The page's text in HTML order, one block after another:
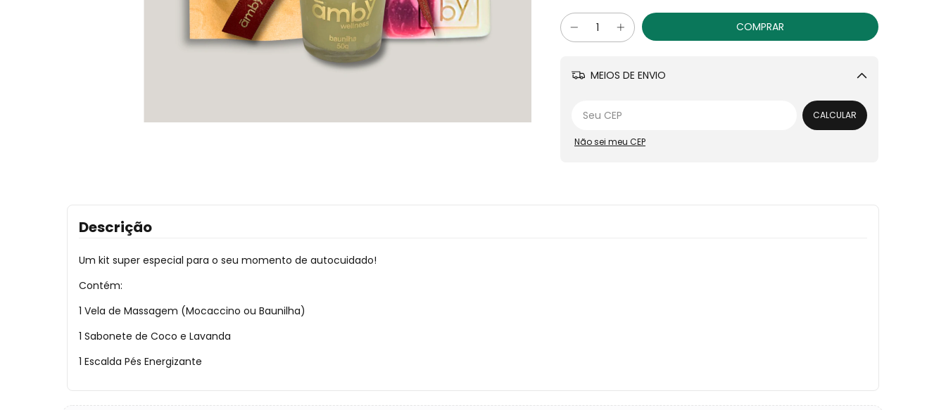
MEIOS DE ENVIO
Alterar CEP
CALCULAR
Não sei meu CEP
Descrição
Um kit super especial para o seu momento de autocuidado!
Contém:
1 Vela de Massagem (Mocaccino ou Baunilha)
1 Sabonete de Coco e Lavanda
1 Escalda Pés Energizante